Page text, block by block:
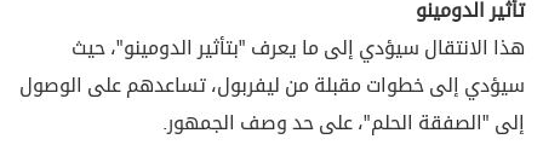
تأثير الدومينو
هذا الانتقال سيؤدي إلى ما يعرف "بتأثير الدومينو"، حيث
سيؤدي إلى خطوات مقبلة من ليفربول، تساعدهم على الوصول
إلى "الصفقة الحلم"، على حد وصف الجمهور.